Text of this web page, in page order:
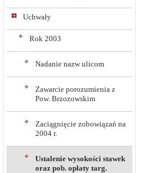
Uchwały
Rok 2003
Nadanie nazw ulicom
Zawarcie porozumienia z
Pow. Brzozowskim
Zaciągnięcie zobowiązań na
2004 r.
Ustalenie wysokości stawek
oraz pob. opłaty targ.